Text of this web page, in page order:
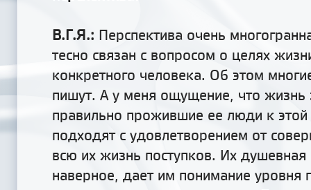
В.Г.Я.: Перспектива очень
тесно связан с вопросом о целях
конкретного человека. Об этом
пишут. А у меня ощущение, что жизнь
правильно прожившие ее люди к
подходят с удовлетворением от
всю их жизнь поступков. Их душевная
наверное, дает им понимание уровня